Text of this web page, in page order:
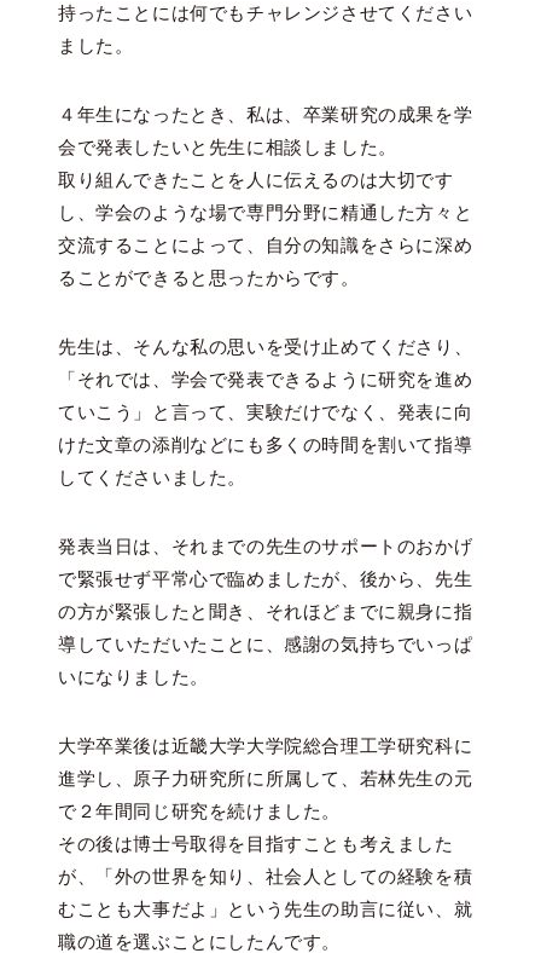
持ったことには何でもチャレンジさせてください
ました。
４年生になったとき、私は、卒業研究の成果を学
会で発表したいと先生に相談しました。
取り組んできたことを人に伝えるのは大切です
し、学会のような場で専門分野に精通した方々と
交流することによって、自分の知識をさらに深め
ることができると思ったからです。
先生は、そんな私の思いを受け止めてくださり、
「それでは、学会で発表できるように研究を進め
ていこう」と言って、実験だけでなく、発表に向
けた文章の添削などにも多くの時間を割いて指導
してくださいました。
発表当日は、それまでの先生のサポートのおかげ
で緊張せず平常心で臨めましたが、後から、先生
の方が緊張したと聞き、それほどまでに親身に指
導していただいたことに、感謝の気持ちでいっぱ
いになりました。
大学卒業後は近畿大学大学院総合理工学研究科に
進学し、原子力研究所に所属して、若林先生の元
で２年間同じ研究を続けました。
その後は博士号取得を目指すことも考えました
が、「外の世界を知り、社会人としての経験を積
むことも大事だよ」という先生の助言に従い、就
職の道を選ぶことにしたんです。